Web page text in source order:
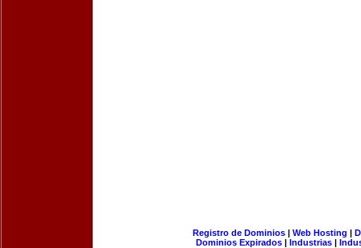
Registro de Dominios| Web Hosting |
Dominios Expirados | Industrias |